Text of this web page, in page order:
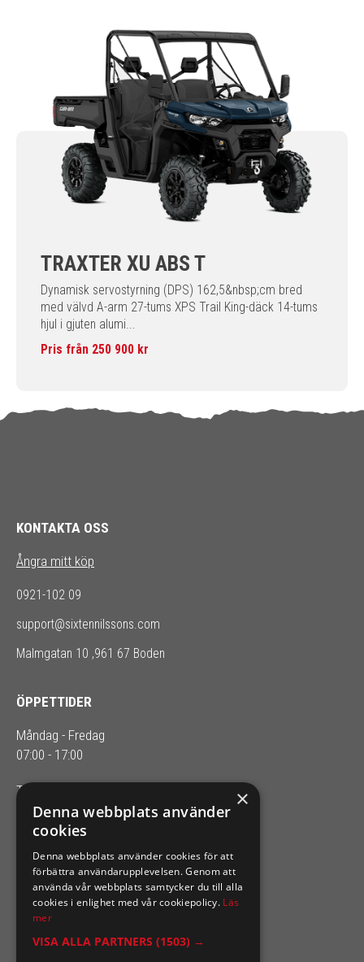
TRAXTER XU ABS T
Dynamisk servostyrning (DPS) 162,5&nbsp;cm bred
med välvd A-arm 27-tums XPS Trail King-däck 14-tums
hjul i gjuten alumi...
Pris från 250 900 kr
KONTAKTA OSS
Ångra mitt köp
0921-102 09
support@sixtennilssons.com
Malmgatan 10 ,961 67 Boden
ÖPPETTIDER
Måndag - Fredag
07:00 - 17:00
Telefontider: 08.00-16.00
SIXTEN NILSSONS
Organisationsnummer 556164-2652
×
Denna webbplats använder
cookies
Denna webbplats använder cookies för att
förbättra användarupplevelsen. Genom att
använda vår webbplats samtycker du till alla
cookies i enlighet med vår cookiepolicy. Läs
mer
VISA ALLA PARTNERS (1503) →